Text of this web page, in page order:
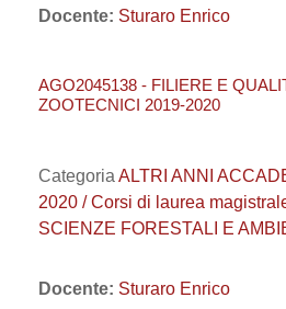
Docente: Sturaro Enrico
AGO2045138 - FILIERE E
ZOOTECNICI 2019-2020
Categoria ALTRI ANNI
2020 / Corsi di laurea
SCIENZE FORESTALI E
Docente: Sturaro Enrico